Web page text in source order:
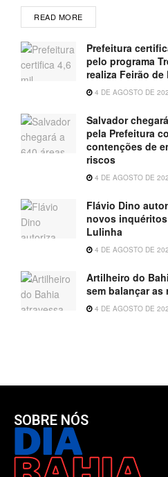
READ MORE
Prefeitura
pelo programa
realiza Feirão
4 DE AGOSTO DE
Salvador
pela Prefeitura
contenções de
riscos
4 DE AGOSTO DE
Flávio Dino
novos
Lulinha
4 DE AGOSTO DE
Artilheiro do
sem balançar as
4 DE AGOSTO DE
SOBRE NÓS